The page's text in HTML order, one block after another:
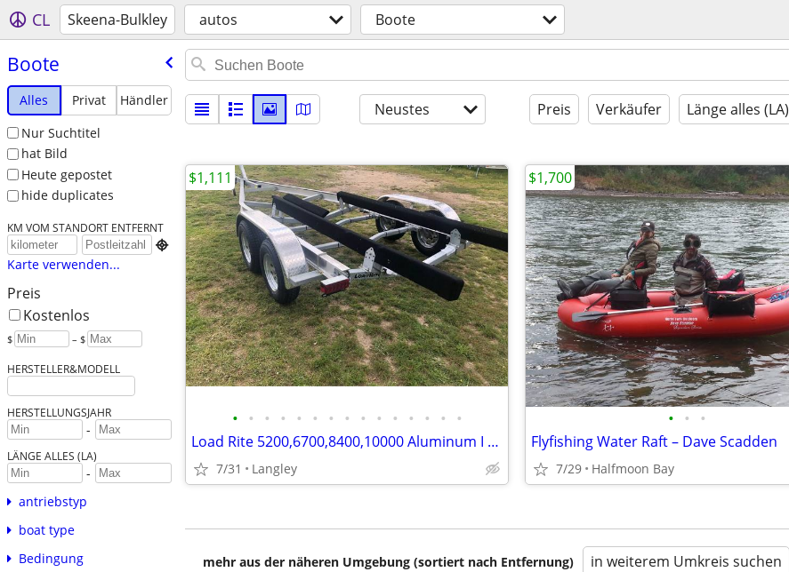
CL Skeena-Bulkley autos Boote
Boote
Alles Privat
Händler
Nur Suchtitel
hat Bild
Heute gepostet
hide duplicates
KM VOM STANDORT ENTFERNT

Karte verwenden...
Preis
Kostenlos
$ – $
HERSTELLER&MODELL
HERSTELLUNGSJAHR
-
LÄNGE ALLES (LA)
-
antriebstyp
boat type
Bedingung
Neustes Preis Verkäufer Länge alles (LA)
• • • • • • • • • • • • • • •
Load Rite 5200,6700,8400,10000 Aluminum I Beam Boat Trailers
7/31 Langley
$1,111
• • •
Flyfishing Water Raft – Dave Scadden
7/29 Halfmoon Bay
$1,700
mehr aus der näheren Umgebung (sortiert nach Entfernung) in weiterem Umkreis suchen